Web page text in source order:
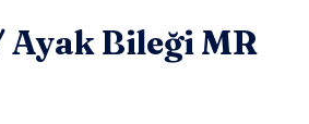
Ayak Bileği MR